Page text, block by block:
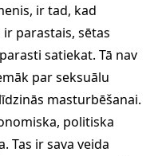
ir tad, kad
parastais, sētas
satiekat. Tā nav
par seksuālu
masturbēšanai.
politiska
Tas ir sava veida